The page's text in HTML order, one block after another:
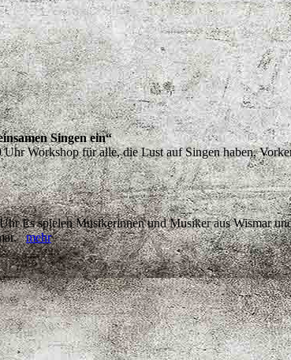
Singen ein“
Workshop für alle, die Lust auf Singen haben,
Es spielen Musikerinnen und Musiker aus Wismar
mehr